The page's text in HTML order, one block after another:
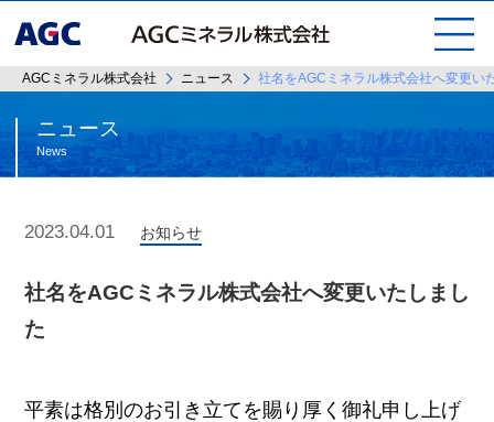
AGCミネラル株式会社 ニュース 社名をAGCミネラル株式会社へ変更い
ニュース
News
2023.04.01 お知らせ
社名をAGCミネラル株式会社へ変更いたしまし
た
平素は格別のお引き立てを賜り厚く御礼申し上げ